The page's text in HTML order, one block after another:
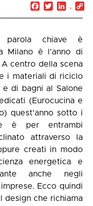
Facebook
Twitter
parola chiave è
Milano è l'anno di
centro della scena
i materiali di riciclo
e di bagni al Salone
(Eurocucina e
quest'anno sotto i
è per entrambi
attraverso la
creati in modo
energetica e
anche negli
Ecco quindi
design che richiama